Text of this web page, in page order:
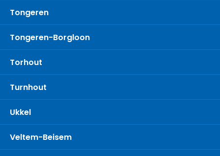
Tongeren
Tongeren-Borgloon
Torhout
Turnhout
Ukkel
Veltem-Beisem